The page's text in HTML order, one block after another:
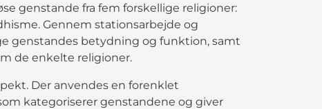
genstande fra fem forskellige religioner:
Gennem stationsarbejde og
genstandes betydning og funktion, samt
de enkelte religioner.
Der anvendes en forenklet
kategoriserer genstandene og giver